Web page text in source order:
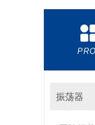
振荡器